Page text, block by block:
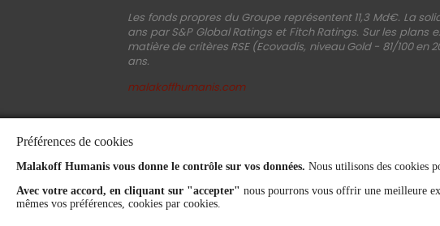
Les fonds propres du Groupe représentent 11,3 Md€. La
ans par S&P Global Ratings et Fitch Ratings. Sur les
matière de critères RSE (Ecovadis, niveau Gold - 81/100
ans.
malakoffhumanis.com
Préférences de cookies
Malakoff Humanis vous donne le contrôle sur vos données. Nous utilisons des cookies
Avec votre accord, en cliquant sur "accepter" nous pourrons vous offrir une meilleure
mêmes vos préférences, cookies par cookies.